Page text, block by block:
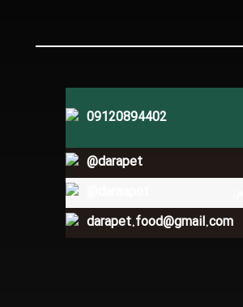
09120894402
@darapet
darapet.food@gmail.com